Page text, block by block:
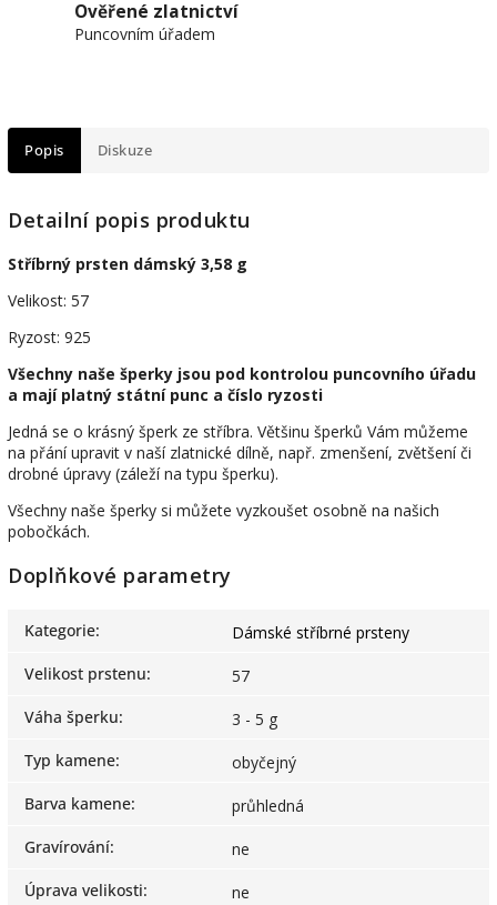
Ověřené zlatnictví
Puncovním úřadem
Popis Diskuze
Detailní popis produktu
Stříbrný prsten dámský 3,58 g
Velikost: 57
Ryzost: 925
Všechny naše šperky jsou pod kontrolou puncovního úřadu
a mají platný státní punc a číslo ryzosti
Jedná se o krásný šperk ze stříbra. Většinu šperků Vám můžeme
na přání upravit v naší zlatnické dílně, např. zmenšení, zvětšení či
drobné úpravy (záleží na typu šperku).
Všechny naše šperky si můžete vyzkoušet osobně na našich
pobočkách.
Doplňkové parametry
Kategorie:
Dámské stříbrné prsteny
Velikost prstenu:
57
Váha šperku:
3 - 5 g
Typ kamene:
obyčejný
Barva kamene:
průhledná
Gravírování:
ne
Úprava velikosti:
ne